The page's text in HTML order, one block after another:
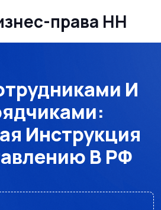
права НН
И
Инструкция
В РФ